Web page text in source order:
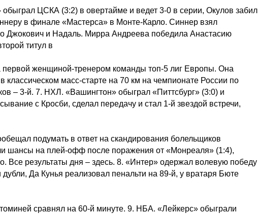
ЦСКА (3:2) в овертайме и ведет 3-0 в серии, Окулов забил
в финале «Мастерса» в Монте-Карло. Синнер взял
Джокович и Надаль. Мирра Андреева победила Анастасию
титул в
первой женщиной-тренером команды топ-5 лиг Европы. Она
масс-старте на 70 км на чемпионате России по
– 3-й. 7. НХЛ. «Вашингтон» обыграл «Питтсбург» (3:0) и
с Кросби, сделал передачу и стал 1-й звездой встречи,
подумать в ответ на скандирования болельщиков
шансы на плей-офф после поражения от «Монреаля» (1:4),
Все результаты дня – здесь. 8. «Интер» одержал волевую победу
Да Кунья реализовал пенальти на 89-й, у вратаря Бюте
сравнял на 60-й минуте. 9. НБА. «Лейкерс» обыграли